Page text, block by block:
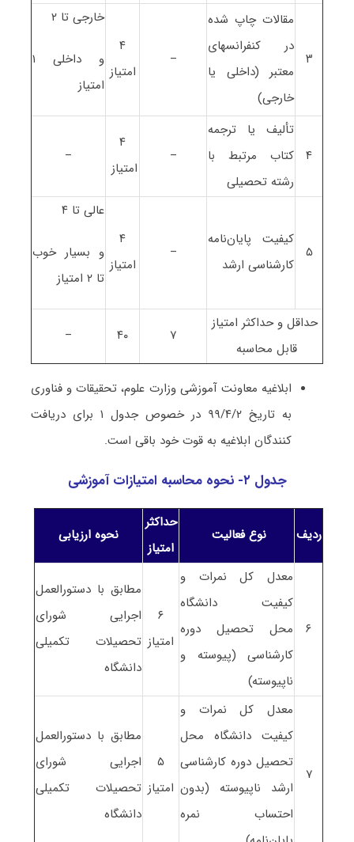
۳
مقالات چاپ شده
در کنفرانسهای
معتبر (داخلی یا
خارجی)
–
۴
امتیاز
خارجی تا ۲
و داخلی ۱
امتیاز
۴
تألیف یا ترجمه
کتاب مرتبط با
رشته تحصیلی
–
۴
امتیاز
–
۵
کیفیت پایان‌نامه
کارشناسی ارشد
–
۴
امتیاز
عالی تا ۴
و بسیار خوب
تا ۲ امتیاز
حداقل و حداکثر امتیاز
قابل محاسبه
۷ ۴۰ –
ابلاغیه معاونت آموزشی وزارت علوم، تحقیقات و فناوری
به تاریخ ۹۹/۴/۲ در خصوص جدول ۱ برای دریافت
کنندگان ابلاغیه به قوت خود باقی است.
جدول ۲- نحوه محاسبه امتیازات آموزشی
ردیف نوع فعالیت
حداکثر
امتیاز
نحوه ارزیابی
۶
معدل کل نمرات و
کیفیت دانشگاه
محل تحصیل دوره
کارشناسی (پیوسته و
ناپیوسته)
۶
امتیاز
مطابق با دستورالعمل
اجرایی شورای
تحصیلات تکمیلی
دانشگاه
۷
معدل کل نمرات و
کیفیت دانشگاه محل
تحصیل دوره کارشناسی
ارشد ناپیوسته (بدون
احتساب نمره
۵
امتیاز
مطابق با دستورالعمل
اجرایی شورای
تحصیلات تکمیلی
دانشگاه